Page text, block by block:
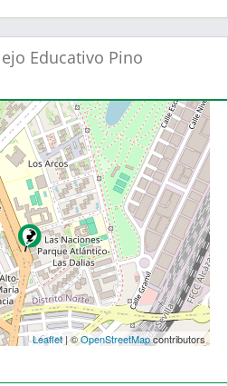
Educativo Pino
Leaflet| ©OpenStreetMapcontributors